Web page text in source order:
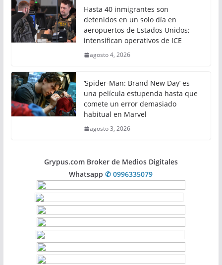
Hasta 40 inmigrantes son
detenidos en un solo día en
aeropuertos de Estados Unidos;
intensifican operativos de ICE
agosto 4, 2026
‘Spider-Man: Brand New Day’ es
una película estupenda hasta que
comete un error demasiado
habitual en Marvel
agosto 3, 2026
Grypus.com Broker de Medios Digitales
Whatsapp✆ 0996335079